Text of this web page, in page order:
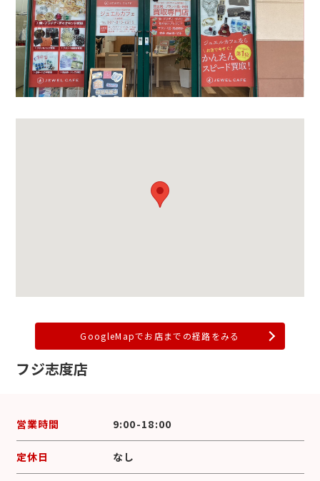
GoogleMapでお店までの経路をみる
フジ志度店
営業時間 9:00-18:00
定休日 なし